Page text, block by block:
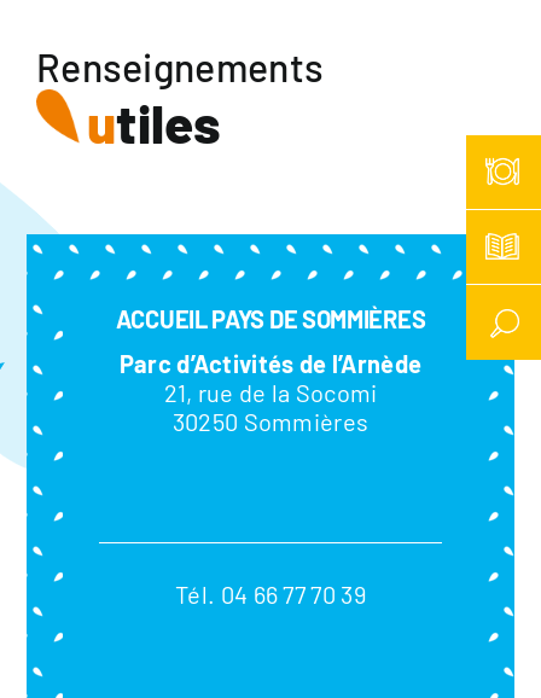
Renseignements
utiles
ACCUEIL PAYS DE SOMMIÈRES
Parc d’Activités de l’Arnède
21, rue de la Socomi
30250 Sommières
Tél. 04 66 77 70 39